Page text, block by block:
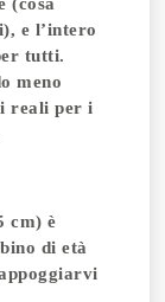
e l’intero
tutti.
meno
reali per i
cm) è
di età